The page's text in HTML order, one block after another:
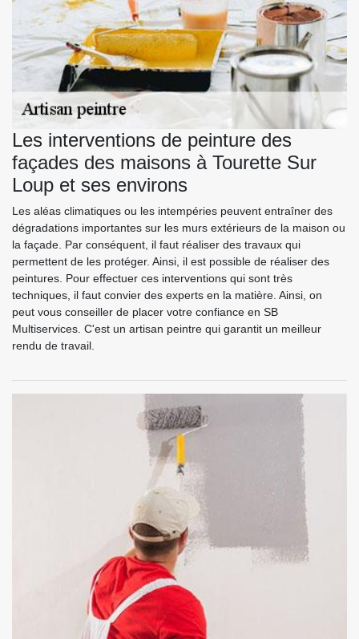
Les interventions de peinture des
façades des maisons à Tourette Sur
Loup et ses environs
Les aléas climatiques ou les intempéries peuvent entraîner des
dégradations importantes sur les murs extérieurs de la maison ou
la façade. Par conséquent, il faut réaliser des travaux qui
permettent de les protéger. Ainsi, il est possible de réaliser des
peintures. Pour effectuer ces interventions qui sont très
techniques, il faut convier des experts en la matière. Ainsi, on
peut vous conseiller de placer votre confiance en SB
Multiservices. C'est un artisan peintre qui garantit un meilleur
rendu de travail.